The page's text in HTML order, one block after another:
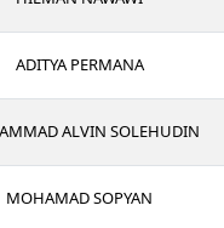
ADITYA PERMANA
ALVIN SOLEHUDIN
MOHAMAD SOPYAN